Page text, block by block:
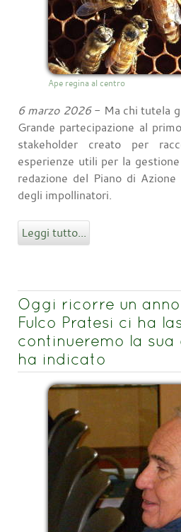
Ape regina al centro
6 marzo 2026- Ma chi tutela
Grande partecipazione al
stakeholder creato per
esperienze utili per la
redazione del Piano di
degli impollinatori.
Leggi tutto...
Oggi ricorre un
Fulco Pratesi ci ha
continueremo la
ha indicato